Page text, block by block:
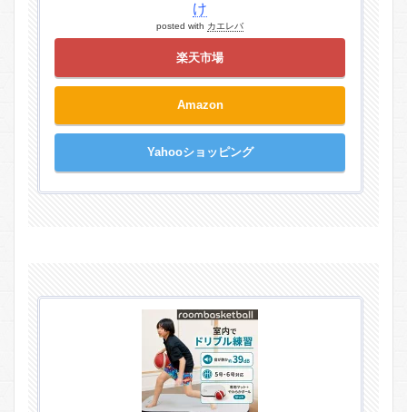
け
posted with カエレバ
楽天市場
Amazon
Yahooショッピング